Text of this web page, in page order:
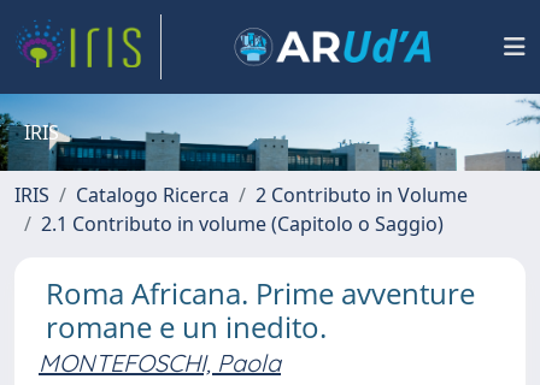
IRIS
IRIS Catalogo Ricerca
2 Contributo in Volume
2.1 Contributo in volume (Capitolo o Saggio)
Roma Africana. Prime avventure
romane e un inedito.
MONTEFOSCHI, Paola